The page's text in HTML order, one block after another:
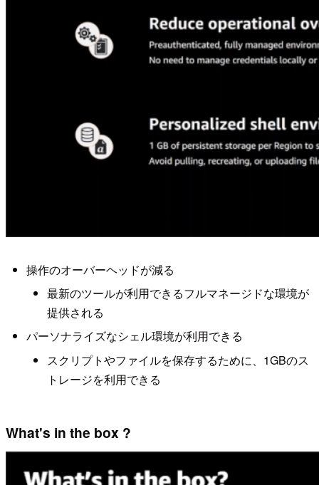
操作のオーバーヘッドが減る
最新のツールが利用できるフルマネージドな環境が
提供される
パーソナライズなシェル環境が利用できる
スクリプトやファイルを保存するために、1GBのス
トレージを利用できる
What's in the box ?